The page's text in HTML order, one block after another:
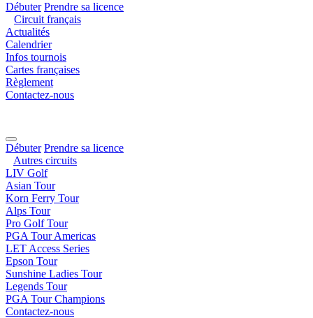
Débuter Prendre sa licence
Circuit français
Actualités
Calendrier
Infos tournois
Cartes françaises
Règlement
Contactez-nous
Débuter Prendre sa licence
Autres circuits
LIV Golf
Asian Tour
Korn Ferry Tour
Alps Tour
Pro Golf Tour
PGA Tour Americas
LET Access Series
Epson Tour
Sunshine Ladies Tour
Legends Tour
PGA Tour Champions
Contactez-nous